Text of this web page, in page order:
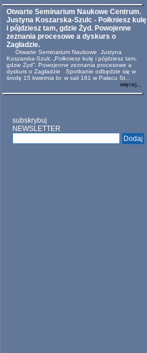
Otwarte Seminarium Naukowe Centrum.
Justyna Koszarska-Szulc - Połkniesz kulę
i pójdziesz tam, gdzie Żyd. Powojenne
zeznania procesowe a dyskurs o
Zagładzie.
Otwarte Seminarium Naukowe Justyna
Koszarska-Szulc „Połkniesz kulę i pójdziesz tam,
gdzie Żyd”. Powojenne zeznania procesowe a
dyskurs o Zagładzie Spotkanie odbędzie się w
środę 15 kwietnia br. w sali 161 w Pałacu St...
więcej...
subskrybuj
NEWSLETTER